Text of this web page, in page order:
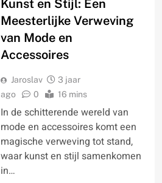
Kunst en Stijl: Een
Meesterlijke Verweving
van Mode en
Accessoires
Jaroslav
3 jaar
ago
0 16 mins
In de schitterende wereld van
mode en accessoires komt een
magische verweving tot stand,
waar kunst en stijl samenkomen
in…